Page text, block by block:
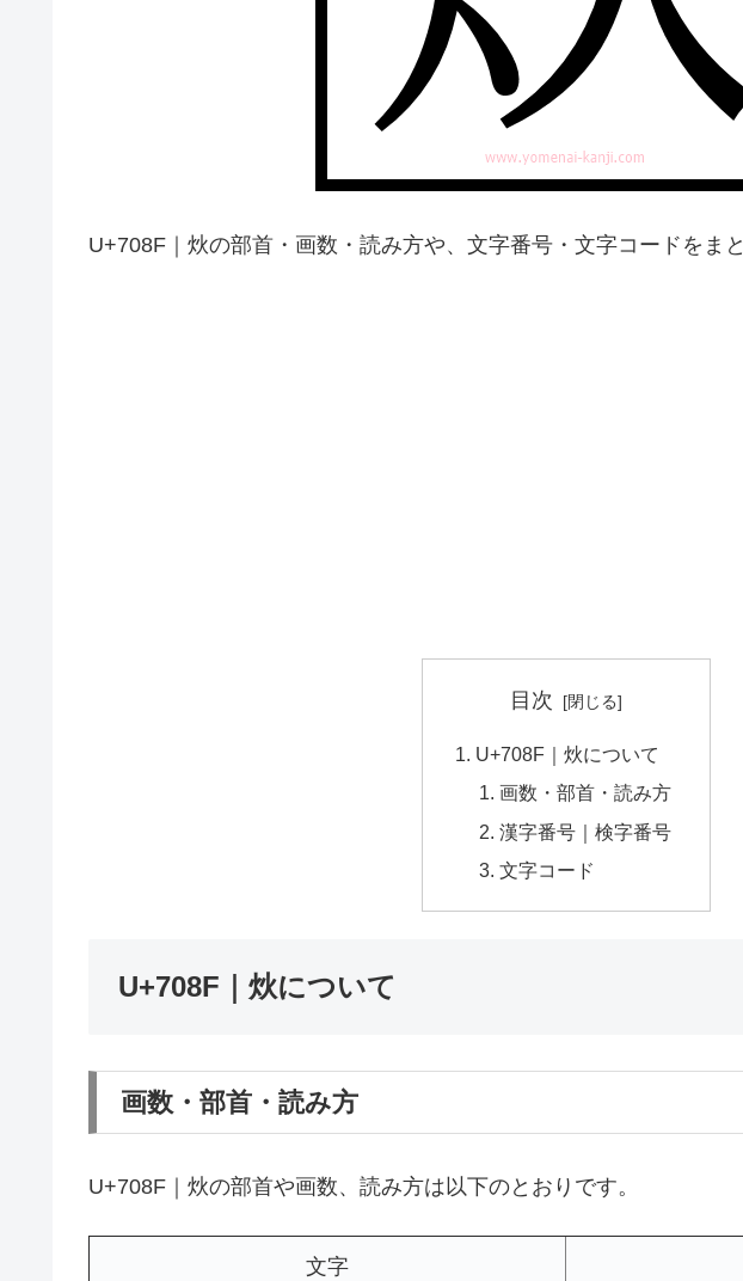
U+708F｜炏の部首・画数・読み方や、文字番号・文字コードをまと
目次
U+708F｜炏について
画数・部首・読み方
漢字番号｜検字番号
文字コード
U+708F｜炏について
画数・部首・読み方
U+708F｜炏の部首や画数、読み方は以下のとおりです。
文字